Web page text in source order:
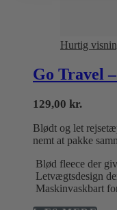
Hurtig
Go Travel
129,00 kr.
Blødt og let
nemt at pakke
Blød fleece der
Letvægtsdesign
Maskinvaskbart